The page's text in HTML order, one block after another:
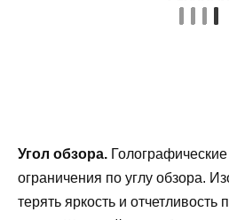
Угол обзора.
ограничения по углу обзора.
терять яркость и отчетливость